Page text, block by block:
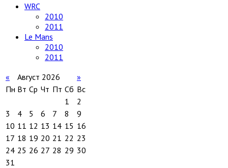
WRC
2010
2011
Le Mans
2010
2011
«
Август 2026
»
Пн Вт Ср Чт Пт Сб Вс
1
2
3
4 5 6 7 8
9
10 11 12 13 14 15 16
17 18 19 20 21 22 23
24 25 26 27 28 29 30
31